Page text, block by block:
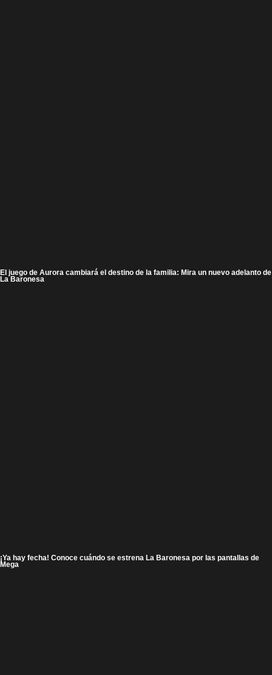
El juego de Aurora cambiará el destino de la familia: Mira un nuevo adelanto de
La Baronesa
¡Ya hay fecha! Conoce cuándo se estrena La Baronesa por las pantallas de
Mega